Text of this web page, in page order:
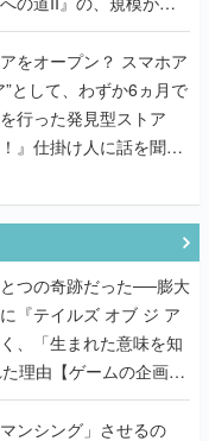
ューサーに聞いた
ープン？ スマホア
”として、わずか6ヵ月で
行った発見型ストア
』仕掛け人に話を聞い
とつの奇跡だった──膨大
『テイルズ オブ ジ ア
、「生まれた意味を知
理由【ゲームの企画
ンシング」させるの